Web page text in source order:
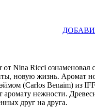
от Nina Ricci
новую жизнь.
(Carlos Benaim) из
нежности.
друг на друга.